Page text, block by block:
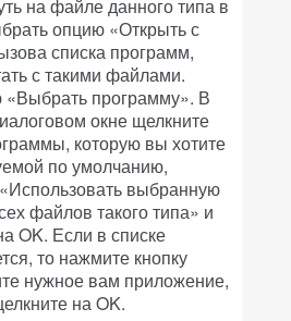
на файле данного типа в
опцию «Открыть с
списка программ,
с такими файлами.
«Выбрать программу». В
окне щелкните
которую вы хотите
по умолчанию,
выбранную
файлов такого типа» и
OK. Если в списке
то нажмите кнопку
нужное вам приложение,
на OK.